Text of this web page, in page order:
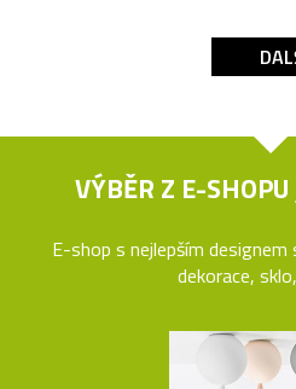
VÝBĚR Z E-SHOPU
E-shop s nejlepším
dekorace,